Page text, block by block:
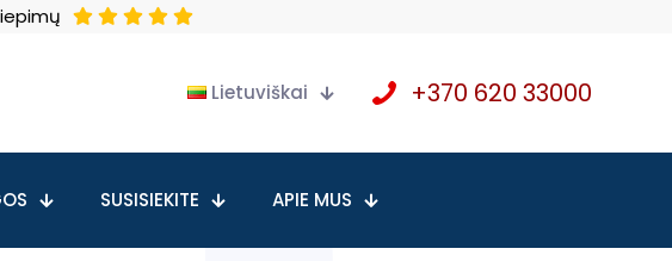
Lietuviškai +370 620 33000
SUSISIEKITE APIE MUS